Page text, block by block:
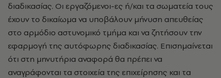
διαδικασίας. Οι εργαζόμενοι-ες ή/και τα σωματεία τους
έχουν το δικαίωμα να υποβάλουν μήνυση απευθείας
στο αρμόδιο αστυνομικό τμήμα και να ζητήσουν την
εφαρμογή της αυτόφωρης διαδικασίας. Επισημαίνεται
ότι στη μηνυτήρια αναφορά θα πρέπει να
αναγράφονται τα στοιχεία της επιχείρησης και τα